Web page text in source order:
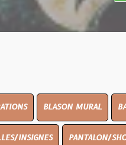
MURAL BAÏONNETTES
PANTALON/SHORT/BERMUDA